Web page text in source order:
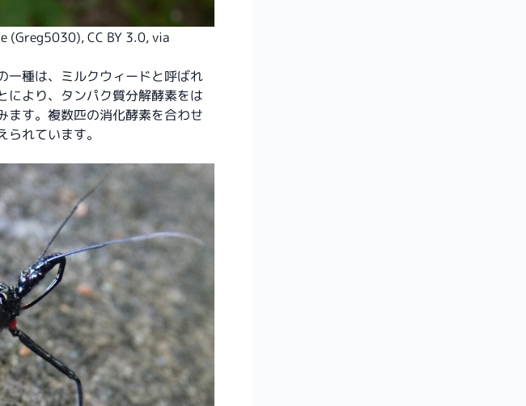
(Greg5030),CC BY 3.0, via
一種は、ミルクウィードと呼ばれ
により、タンパク質分解酵素をは
ます。複数匹の消化酵素を合わせ
れています。